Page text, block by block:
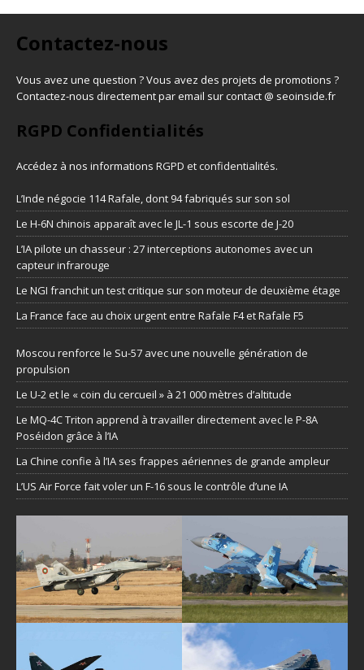
Contactez-nous
Vous avez une question ? Vous avez des projets de promotions ?
Contactez-nous directement par email sur contact @ seoinside.fr
RGPD Confidentialités
Accédez à nos informations RGPD et confidentialités.
L’Inde négocie 114 Rafale, dont 94 fabriqués sur son sol
Le H-6N chinois apparaît avec le JL-1 sous escorte de J-20
L’IA pilote un chasseur : 27 interceptions autonomes avec un
capteur infrarouge
Le NGI franchit un test critique sur son moteur de deuxième étage
La France face au choix urgent entre Rafale F4 et Rafale F5
Moscou renforce le Su-57 avec une nouvelle génération de
propulsion
Le U-2 et le « coin du cercueil » à 21 000 mètres d’altitude
Le MQ-4C Triton apprend à travailler directement avec le P-8A
Poséidon grâce à l’IA
La Chine confie à l’IA ses frappes aériennes de grande ampleur
L’US Air Force fait voler un F-16 sous le contrôle d’une IA